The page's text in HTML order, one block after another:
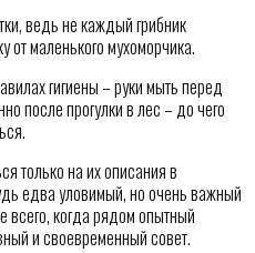
ведь не каждый грибник
от маленького мухоморчика.
гигиены – руки мыть перед
после прогулки в лес – до чего
только на их описания в
едва уловимый, но очень важный
всего, когда рядом опытный
и своевременный совет.